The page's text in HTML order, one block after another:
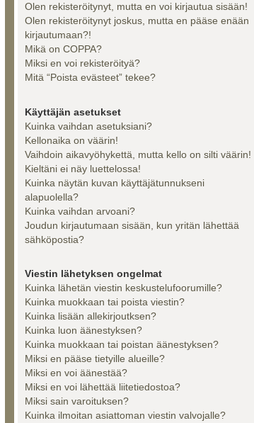
Olen rekisteröitynyt, mutta en voi kirjautua sisään!
Olen rekisteröitynyt joskus, mutta en pääse enään
kirjautumaan?!
Mikä on COPPA?
Miksi en voi rekisteröityä?
Mitä “Poista evästeet” tekee?
Käyttäjän asetukset
Kuinka vaihdan asetuksiani?
Kellonaika on väärin!
Vaihdoin aikavyöhykettä, mutta kello on silti väärin!
Kieltäni ei näy luettelossa!
Kuinka näytän kuvan käyttäjätunnukseni
alapuolella?
Kuinka vaihdan arvoani?
Joudun kirjautumaan sisään, kun yritän lähettää
sähköpostia?
Viestin lähetyksen ongelmat
Kuinka lähetän viestin keskustelufoorumille?
Kuinka muokkaan tai poista viestin?
Kuinka lisään allekirjoutksen?
Kuinka luon äänestyksen?
Kuinka muokkaan tai poistan äänestyksen?
Miksi en pääse tietyille alueille?
Miksi en voi äänestää?
Miksi en voi lähettää liitetiedostoa?
Miksi sain varoituksen?
Kuinka ilmoitan asiattoman viestin valvojalle?